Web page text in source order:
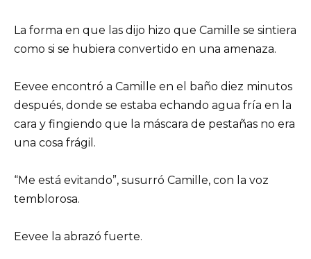
La forma en que las dijo hizo que Camille se sintiera
como si se hubiera convertido en una amenaza.
Eevee encontró a Camille en el baño diez minutos
después, donde se estaba echando agua fría en la
cara y fingiendo que la máscara de pestañas no era
una cosa frágil.
“Me está evitando”, susurró Camille, con la voz
temblorosa.
Eevee la abrazó fuerte.